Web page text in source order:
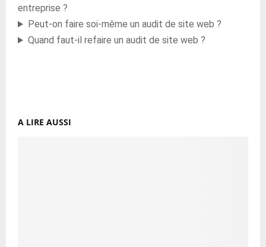
entreprise ?
Peut-on faire soi-même un audit de site web ?
Quand faut-il refaire un audit de site web ?
A LIRE AUSSI